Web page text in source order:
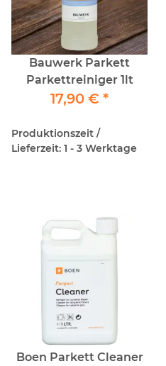
Bauwerk Parkett
Parkettreiniger 1lt
17,90 € *
Produktionszeit /
Lieferzeit: 1 - 3 Werktage
Boen Parkett Cleaner